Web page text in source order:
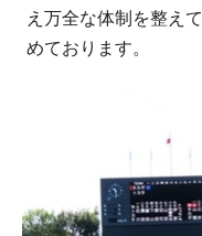
え万全な体制を整え
めております。